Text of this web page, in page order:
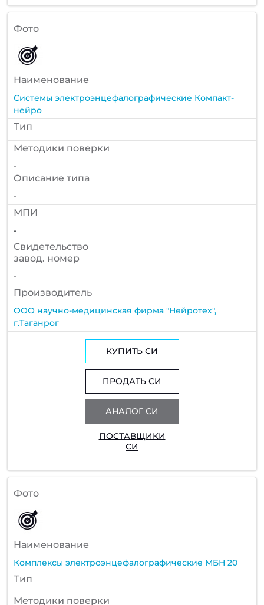
Фото
Наименование
Системы электроэнцефалографические Компакт-
нейро
Тип
Методики поверки
-
Описание типа
-
МПИ
-
Cвидетельство
завод. номер
-
Производитель
ООО научно-медицинская фирма "Нейротех",
г.Таганрог
КУПИТЬ СИ
ПРОДАТЬ СИ
АНАЛОГ СИ
ПОСТАВЩИКИ
СИ
Фото
Наименование
Комплексы электроэнцефалографические МБН 20
Тип
Методики поверки